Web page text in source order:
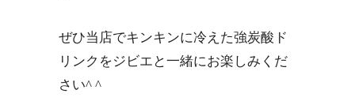
ぜひ当店でキンキンに冷えた強炭酸ド
リンクをジビエと一緒にお楽しみくだ
さい^ ^